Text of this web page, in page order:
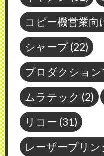
コピー機営業向
シャープ (22)
プロダクショ
ムラテック (2)
リコー (31)
レーザープリン